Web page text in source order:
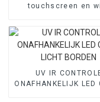
touchscreen en
groeilamp
UV IR
ONAFHANKELIJK LED